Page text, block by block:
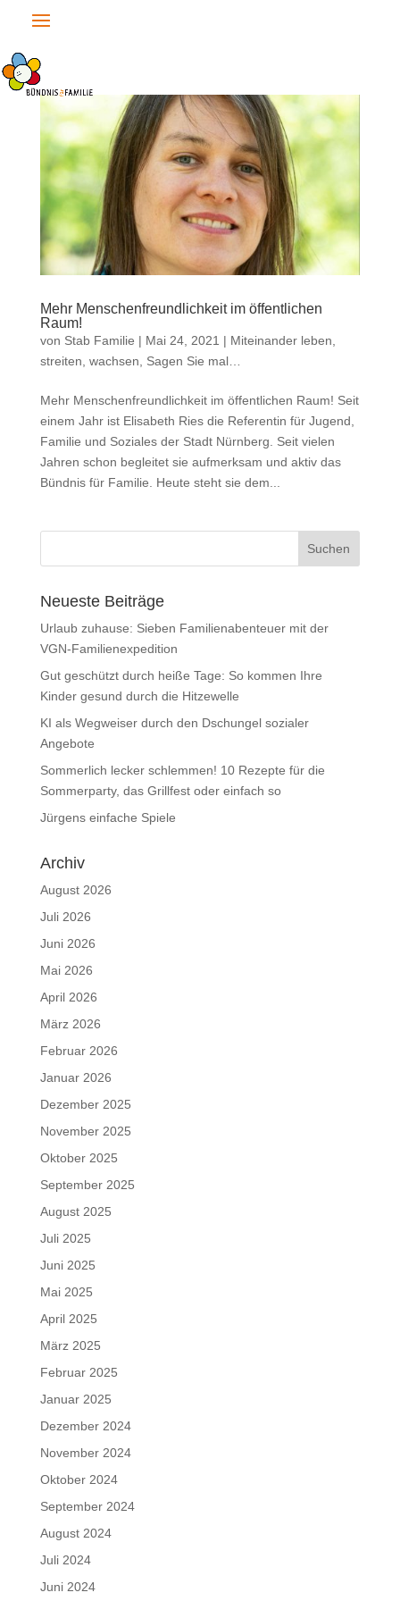
Mehr Menschenfreundlichkeit im öffentlichen
Raum!
von Stab Familie | Mai 24, 2021 | Miteinander leben,
streiten, wachsen
Sagen Sie mal…
Mehr Menschenfreundlichkeit im öffentlichen Raum! Seit
einem Jahr ist Elisabeth Ries die Referentin für Jugend,
Familie und Soziales der Stadt Nürnberg. Seit vielen
Jahren schon begleitet sie aufmerksam und aktiv das
Bündnis für Familie. Heute steht sie dem...
Neueste Beiträge
Urlaub zuhause: Sieben Familienabenteuer mit der
VGN-Familienexpedition
Gut geschützt durch heiße Tage: So kommen Ihre
Kinder gesund durch die Hitzewelle
KI als Wegweiser durch den Dschungel sozialer
Angebote
Sommerlich lecker schlemmen! 10 Rezepte für die
Sommerparty, das Grillfest oder einfach so
Jürgens einfache Spiele
Archiv
August 2026
Juli 2026
Juni 2026
Mai 2026
April 2026
März 2026
Februar 2026
Januar 2026
Dezember 2025
November 2025
Oktober 2025
September 2025
August 2025
Juli 2025
Juni 2025
Mai 2025
April 2025
März 2025
Februar 2025
Januar 2025
Dezember 2024
November 2024
Oktober 2024
September 2024
August 2024
Juli 2024
Juni 2024